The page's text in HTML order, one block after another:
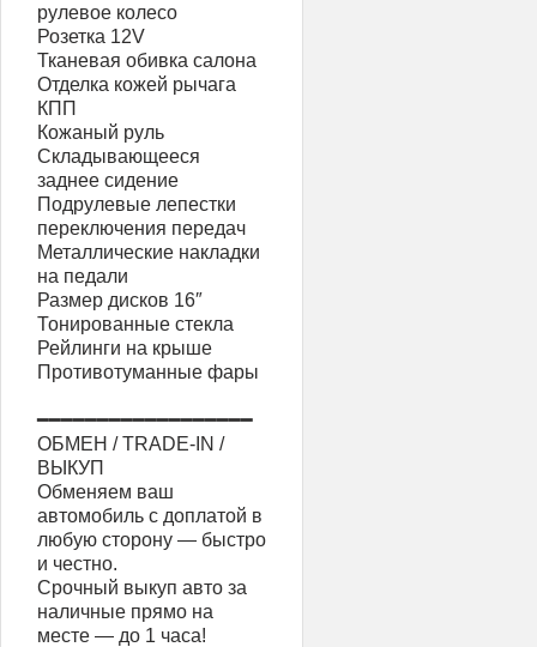
рулевое колесо
Розетка 12V
Тканевая обивка салона
Отделка кожей рычага
КПП
Кожаный руль
Складывающееся
заднее сидение
Подрулевые лепестки
переключения передач
Металлические накладки
на педали
Размер дисков 16″
Тонированные стекла
Рейлинги на крыше
Противотуманные фары
━━━━━━━━━━━━━━━━━━
ОБМЕН / TRADE-IN /
ВЫКУП
Обменяем ваш
автомобиль с доплатой в
любую сторону — быстро
и честно.
Срочный выкуп авто за
наличные прямо на
месте — до 1 часа!